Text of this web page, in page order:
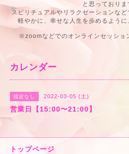
と思っておりま
スピリチュアルやリラクゼーションなど
軽やかに、幸せな人生を歩めるように
※zoomなどでのオンラインセッショ
カレンダー
指定なし 2022-03-05 (土)
営業日【15:00〜21:00】
トップページ